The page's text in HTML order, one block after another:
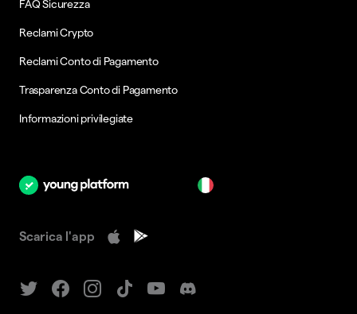
FAQ Sicurezza
Reclami Crypto
Reclami Conto di Pagamento
Trasparenza Conto di Pagamento
Informazioni privilegiate
Scarica l'app